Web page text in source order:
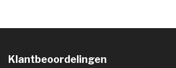
Klantbeoordelingen